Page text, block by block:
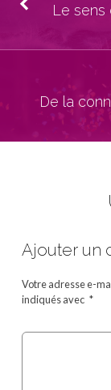
Le sens
De la
Ajouter un
Votre adresse e-
indiqués avec *